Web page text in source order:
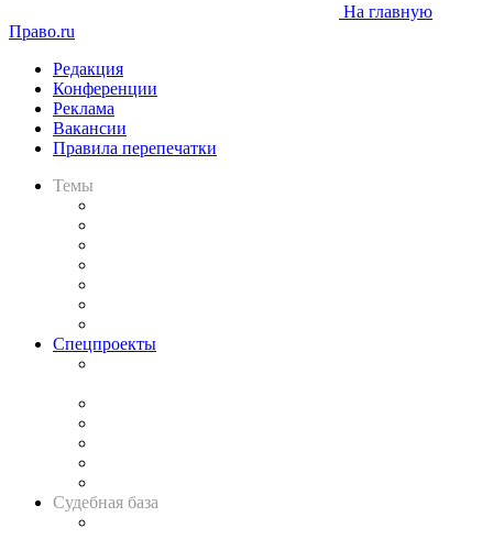
На главную
Право.ru
Редакция
Конференции
Реклама
Вакансии
Правила перепечатки
Темы
Спецпроекты
Судебная база